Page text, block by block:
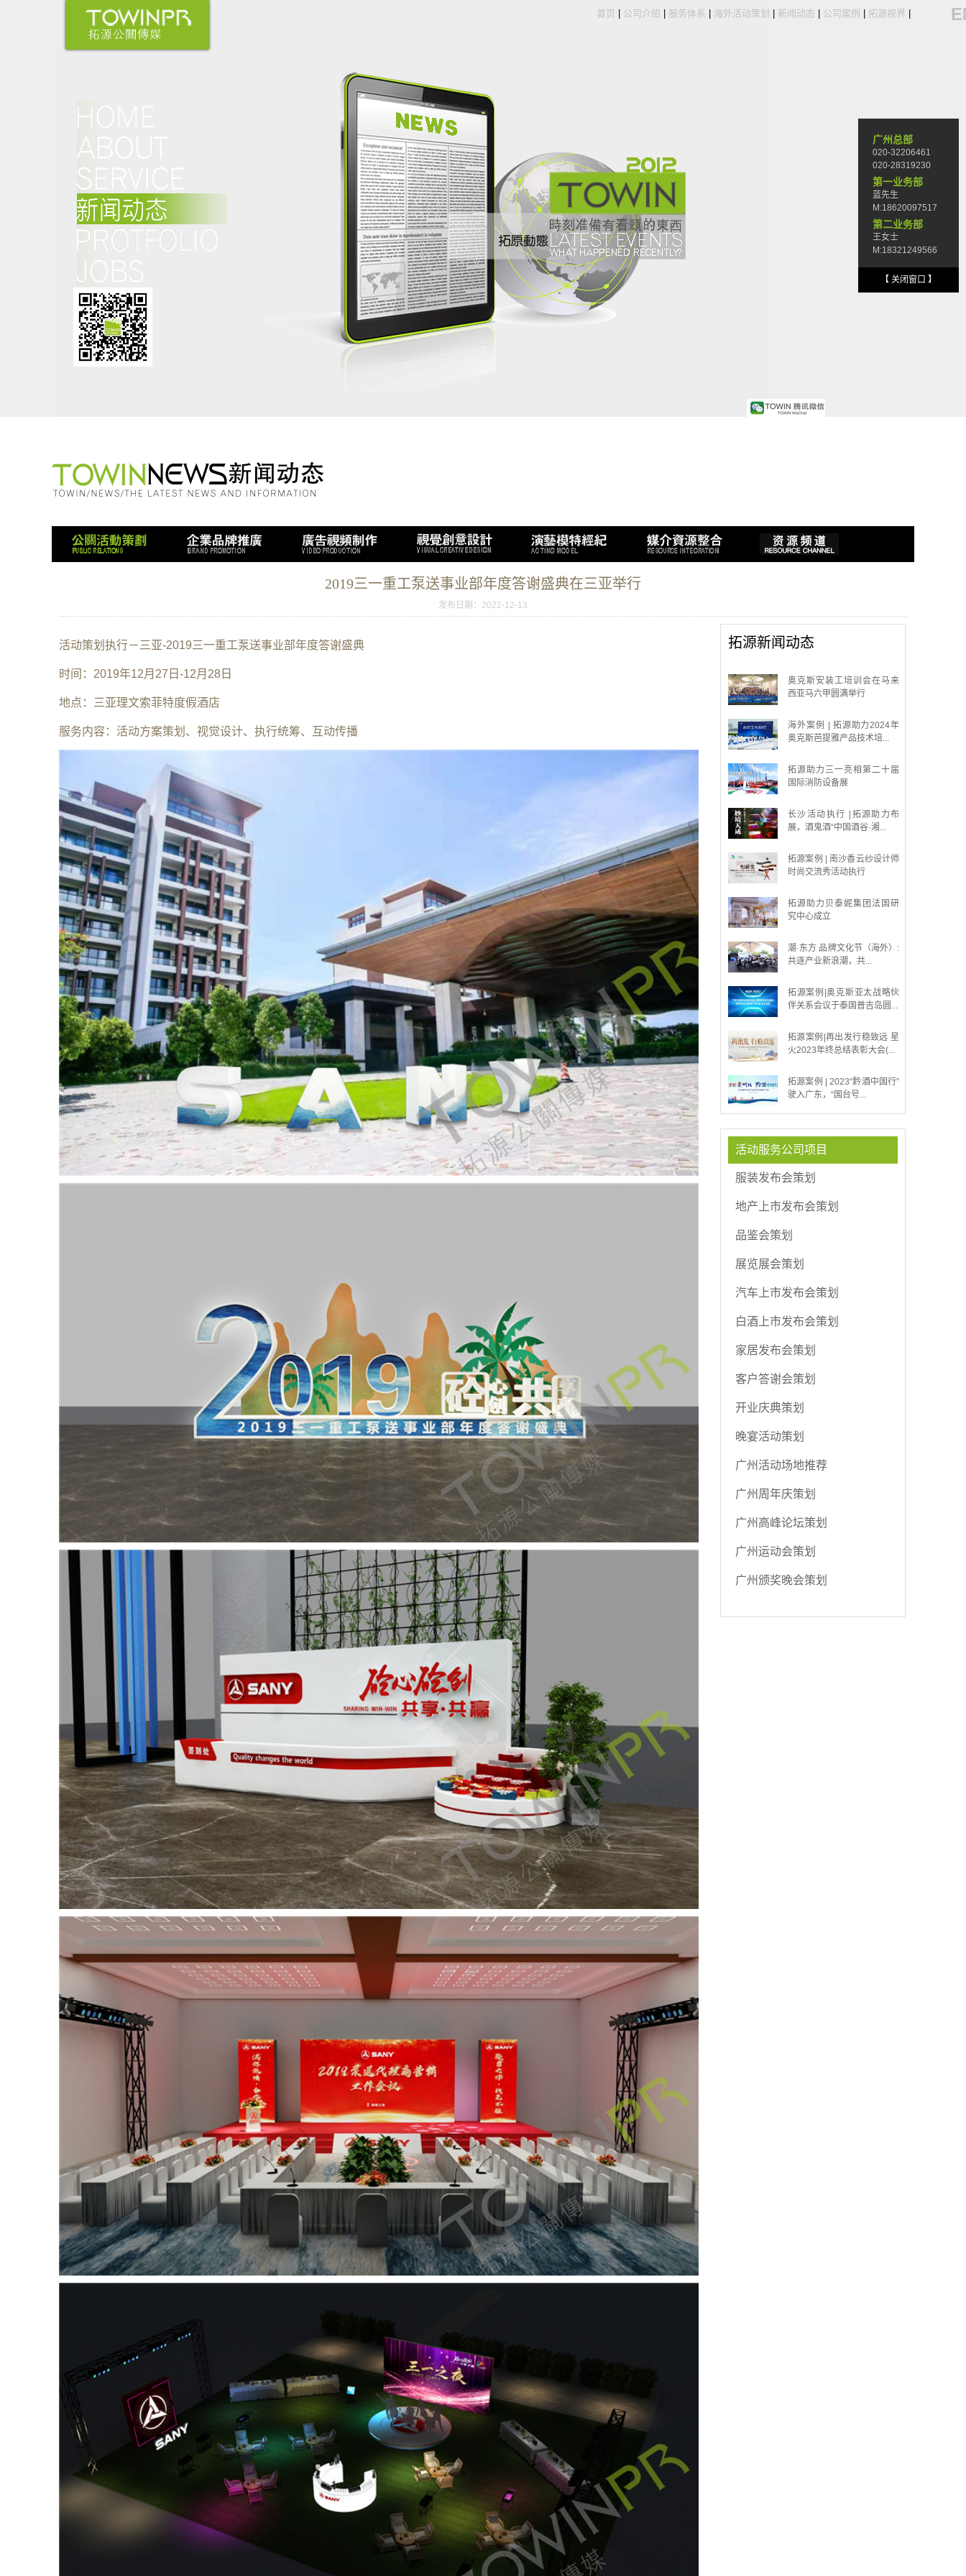
首页 公司介绍 服务体系 海外活动策划 新闻动态 公司案例 拓源视界
2019三一重工泵送事业部年度答谢盛典在三亚举行
发布日期：2022-12-13
活动策划执行－三亚-2019三一重工泵送事业部年度答谢盛典
时间：2019年12月27日-12月28日
地点：三亚理文索菲特度假酒店
服务内容：活动方案策划、视觉设计、执行统筹、互动传播
拓源新闻动态
奥克斯安装工培训会在马来
西亚马六甲圆满举行
海外案例 | 拓源助力2024年
奥克斯芭提雅产品技术培...
拓源助力三一亮相第二十届
国际消防设备展
长沙活动执行 |拓源助力布
展，酒鬼酒“中国酒谷·湘...
拓源案例 | 南沙香云纱设计师
时尚交流秀活动执行
拓源助力贝泰妮集团法国研
究中心成立
潮·东方 品牌文化节（海外）:
共逐产业新浪潮，共...
拓源案例|奥克斯亚太战略伙
伴关系会议于泰国普吉岛圆...
拓源案例|再出发行稳致远 星
火2023年终总结表彰大会(...
拓源案例 | 2023“黔酒中国行”
驶入广东，“国台号...
活动服务公司项目
服装发布会策划
地产上市发布会策划
品鉴会策划
展览展会策划
汽车上市发布会策划
白酒上市发布会策划
家居发布会策划
客户答谢会策划
开业庆典策划
晚宴活动策划
广州活动场地推荐
广州周年庆策划
广州高峰论坛策划
广州运动会策划
广州颁奖晚会策划
广州总部
020-32206461
020-28319230
第一业务部
蓝先生
M:18620097517
第二业务部
王女士
M:18321249566
【 关闭窗口 】